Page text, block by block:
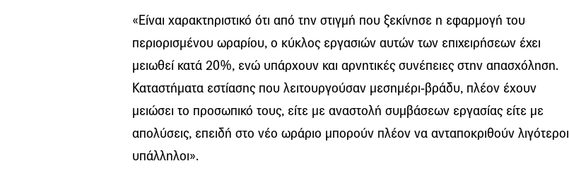
«Είναι χαρακτηριστικό ότι από την στιγμή που ξεκίνησε η εφαρμογή του
περιορισμένου ωραρίου, ο κύκλος εργασιών αυτών των επιχειρήσεων έχει
μειωθεί κατά 20%, ενώ υπάρχουν και αρνητικές συνέπειες στην απασχόληση.
Καταστήματα εστίασης που λειτουργούσαν μεσημέρι-βράδυ, πλέον έχουν
μειώσει το προσωπικό τους, είτε με αναστολή συμβάσεων εργασίας είτε με
απολύσεις, επειδή στο νέο ωράριο μπορούν πλέον να ανταποκριθούν λιγότεροι
υπάλληλοι».